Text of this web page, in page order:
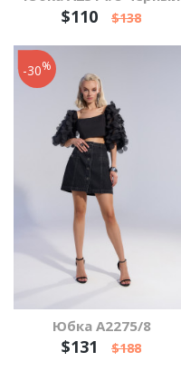
$110 $138
Юбка А2275/8
$131 $188
-30%